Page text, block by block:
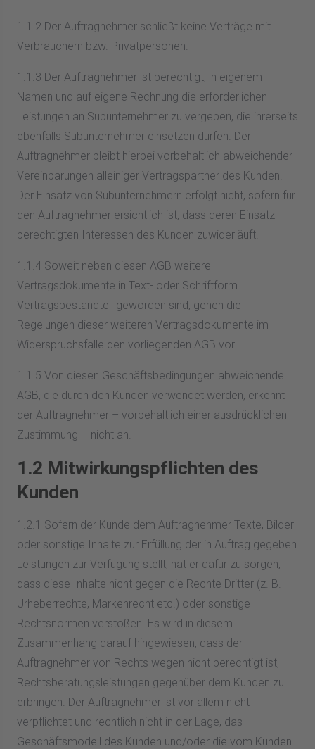
1.1.2 Der Auftragnehmer schließt keine Verträge mit
Verbrauchern bzw. Privatpersonen.
1.1.3 Der Auftragnehmer ist berechtigt, in eigenem
Namen und auf eigene Rechnung die erforderlichen
Leistungen an Subunternehmer zu vergeben, die ihrerseits
ebenfalls Subunternehmer einsetzen dürfen. Der
Auftragnehmer bleibt hierbei vorbehaltlich abweichender
Vereinbarungen alleiniger Vertragspartner des Kunden.
Der Einsatz von Subunternehmern erfolgt nicht, sofern für
den Auftragnehmer ersichtlich ist, dass deren Einsatz
berechtigten Interessen des Kunden zuwiderläuft.
1.1.4 Soweit neben diesen AGB weitere
Vertragsdokumente in Text- oder Schriftform
Vertragsbestandteil geworden sind, gehen die
Regelungen dieser weiteren Vertragsdokumente im
Widerspruchsfalle den vorliegenden AGB vor.
1.1.5 Von diesen Geschäftsbedingungen abweichende
AGB, die durch den Kunden verwendet werden, erkennt
der Auftragnehmer – vorbehaltlich einer ausdrücklichen
Zustimmung – nicht an.
1.2 Mitwirkungspflichten des
Kunden
1.2.1 Sofern der Kunde dem Auftragnehmer Texte, Bilder
oder sonstige Inhalte zur Erfüllung der in Auftrag gegeben
Leistungen zur Verfügung stellt, hat er dafür zu sorgen,
dass diese Inhalte nicht gegen die Rechte Dritter (z. B.
Urheberrechte, Markenrecht etc.) oder sonstige
Rechtsnormen verstoßen. Es wird in diesem
Zusammenhang darauf hingewiesen, dass der
Auftragnehmer von Rechts wegen nicht berechtigt ist,
Rechtsberatungsleistungen gegenüber dem Kunden zu
erbringen. Der Auftragnehmer ist vor allem nicht
verpflichtet und rechtlich nicht in der Lage, das
Geschäftsmodell des Kunden und/oder die vom Kunden